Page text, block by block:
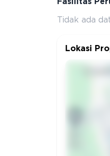
Fasilitas
Tidak ada
Lokasi